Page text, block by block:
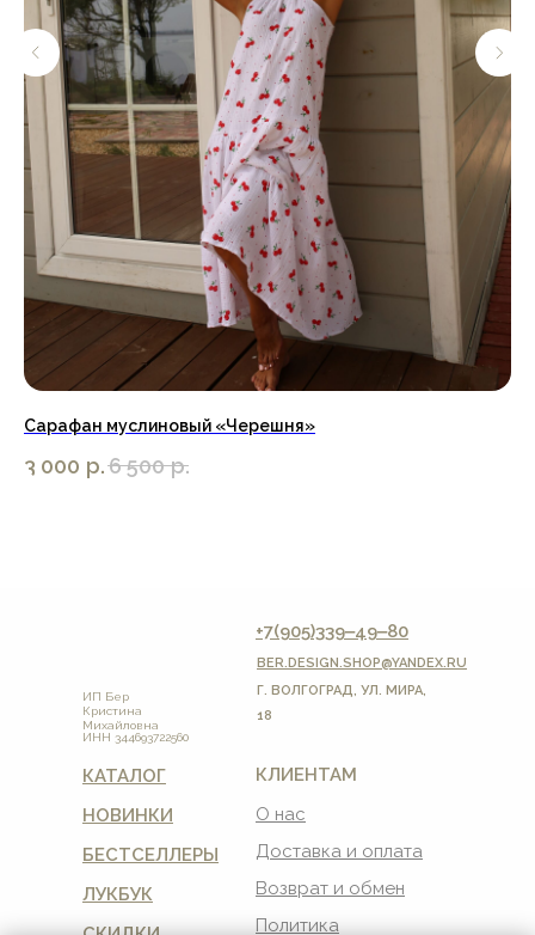
Сарафан муслиновый «Черешня»
3 000 р.6 500 р.
Политика
Возврат и обмен
Доставка и оплата
О нас
КЛИЕНТАМ
ЛУКБУК
БЕСТСЕЛЛЕРЫ
НОВИНКИ
КАТАЛОГ
BER.DESIGN.SHOP@YANDEX.RU
Г. ВОЛГОГРАД, УЛ. МИРА,
18
+7(905)339‒49‒80
ИНН 344693722560
ИП Бер
Кристина
Михайловна